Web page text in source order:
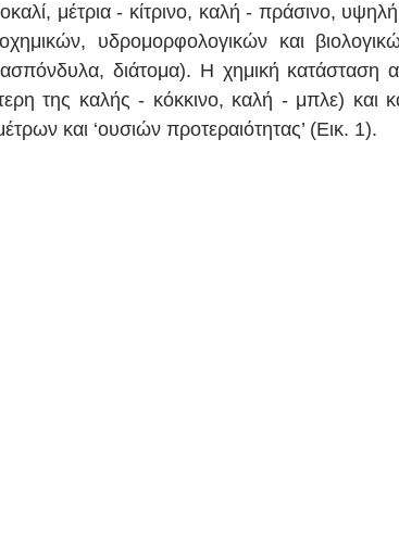
μέτρια - κίτρινο, καλή - πράσινο,
υδρομορφολογικών και
διάτομα). Η χημική κατάσταση
της καλής - κόκκινο, καλή - μπλε) και
και ‘ουσιών προτεραιότητας’ (Εικ. 1).